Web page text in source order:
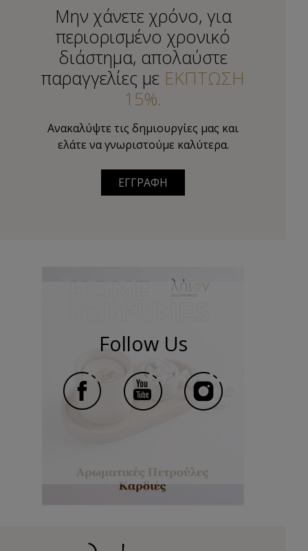
Μην χάνετε χρόνο, για
περιορισμένο χρονικό
διάστημα, απολαύστε
παραγγελίες με ΕΚΠΤΩΣΗ
15%.
Ανακαλύψτε τις δημιουργίες μας και
ελάτε να γνωριστούμε καλύτερα.
ΕΓΓΡΑΦΗ
Follow Us